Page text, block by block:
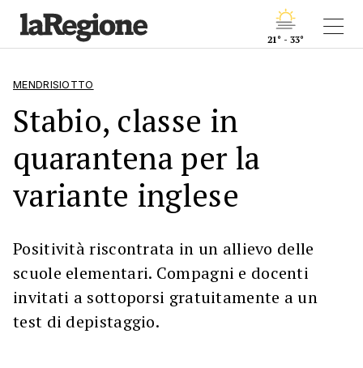
21° - 33°
MENDRISIOTTO
Stabio, classe in
quarantena per la
variante inglese
Positività riscontrata in un allievo delle
scuole elementari. Compagni e docenti
invitati a sottoporsi gratuitamente a un
test di depistaggio.